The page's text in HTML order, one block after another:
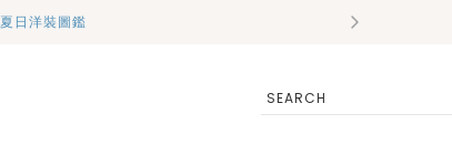
夏日洋裝圖鑑